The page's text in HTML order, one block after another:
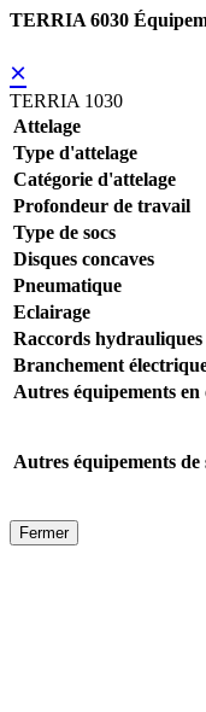
TERRIA 6030
×
TERRIA 1030
Attelage
Type d'attelage
Catégorie d'attelage
Profondeur de travail
Type de socs
Disques concaves
Pneumatique
Eclairage
Raccords hydrauliques
Branchement
Autres équipements en
Autres équipements de
Fermer